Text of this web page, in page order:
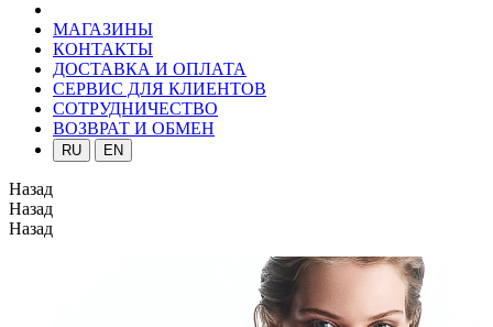
МАГАЗИНЫ
КОНТАКТЫ
ДОСТАВКА И ОПЛАТА
СЕРВИС ДЛЯ КЛИЕНТОВ
СОТРУДНИЧЕСТВО
ВОЗВРАТ И ОБМЕН
RU EN
Назад
Назад
Назад